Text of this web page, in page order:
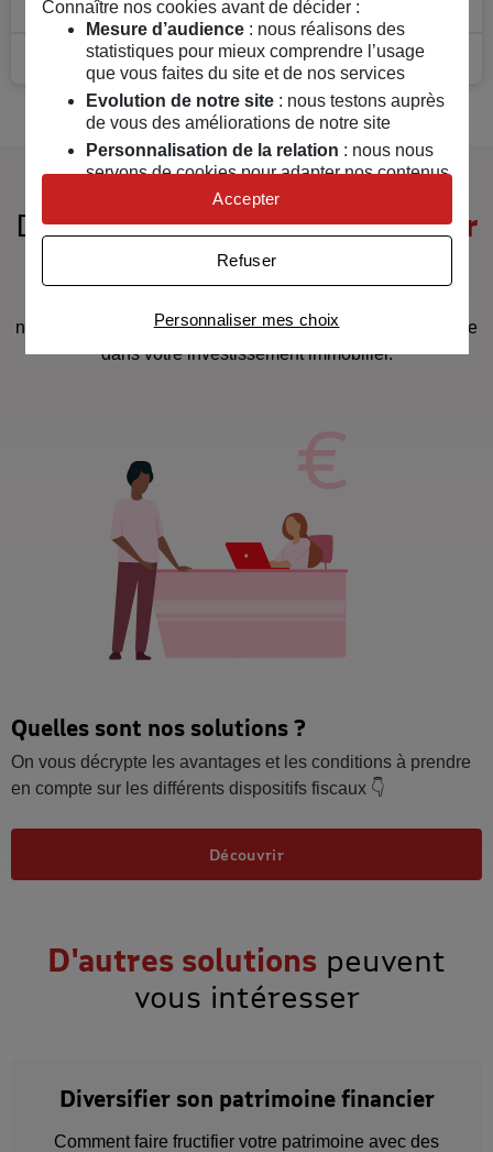
En savoir plus
Dispositifs fiscaux pourinvestir
dans l'immobilier
nombreux dispositifs s’offrent à vous. On vous accompagne
dans votre investissement immobilier.
Quelles sont nos solutions ?
On vous décrypte les avantages et les conditions à prendre
en compte sur les différents dispositifs fiscaux 👇
Découvrir
D'autres solutions peuvent
vous intéresser
Diversifier son patrimoine financier
Comment faire fructifier votre patrimoine avec des
Connaître nos cookies avant de décider :
Mesure d’audience: nous réalisons des
statistiques pour mieux comprendre l’usage
que vous faites du site et de nos services
Evolution de notre site: nous testons auprès
de vous des améliorations de notre site
Personnalisation de la relation : nous nous
servons de cookies pour adapter nos contenus
et personnaliser nos offres
Univers publicitaire: nous utilisons avec nos
publicités personnalisées
Personnaliser mes choix
Refuser
Accepter